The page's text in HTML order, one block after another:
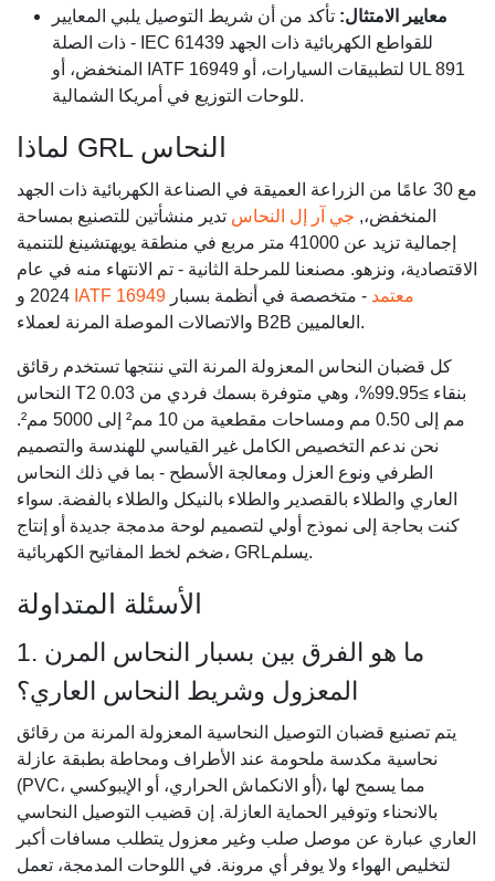
معايير الامتثال: تأكد من أن شريط التوصيل يلبي المعايير
ذات الصلة - IEC 61439 للقواطع الكهربائية ذات الجهد
المنخفض، أو IATF 16949 لتطبيقات السيارات، أو UL 891
للوحات التوزيع في أمريكا الشمالية.
لماذا GRL النحاس
مع 30 عامًا من الزراعة العميقة في الصناعة الكهربائية ذات الجهد
المنخفض،, جي آر إل النحاس تدير منشأتين للتصنيع بمساحة
إجمالية تزيد عن 41000 متر مربع في منطقة يويهتشينغ للتنمية
الاقتصادية، ونزهو. مصنعنا للمرحلة الثانية - تم الانتهاء منه في عام
IATF 16949 معتمد - متخصصة في أنظمة بسبار
والاتصالات الموصلة المرنة لعملاء B2B العالميين.
كل قضبان النحاس المعزولة المرنة التي ننتجها تستخدم رقائق
النحاس T2 بنقاء ≥99.95%، وهي متوفرة بسمك فردي من 0.03
مم إلى 0.50 مم ومساحات مقطعية من 10 مم² إلى 5000 مم².
نحن ندعم التخصيص الكامل غير القياسي للهندسة والتصميم
الطرفي ونوع العزل ومعالجة الأسطح - بما في ذلك النحاس
العاري والطلاء بالقصدير والطلاء بالنيكل والطلاء بالفضة. سواء
كنت بحاجة إلى نموذج أولي لتصميم لوحة مدمجة جديدة أو إنتاج
ضخم لخط المفاتيح الكهربائية، GRLيسلم.
الأسئلة المتداولة
1. ما هو الفرق بين بسبار النحاس المرن
المعزول وشريط النحاس العاري؟
يتم تصنيع قضبان التوصيل النحاسية المعزولة المرنة من رقائق
نحاسية مكدسة ملحومة عند الأطراف ومحاطة بطبقة عازلة
(PVC، أو الانكماش الحراري، أو الإيبوكسي)، مما يسمح لها
بالانحناء وتوفير الحماية العازلة. إن قضيب التوصيل النحاسي
العاري عبارة عن موصل صلب وغير معزول يتطلب مسافات أكبر
لتخليص الهواء ولا يوفر أي مرونة. في اللوحات المدمجة، تعمل